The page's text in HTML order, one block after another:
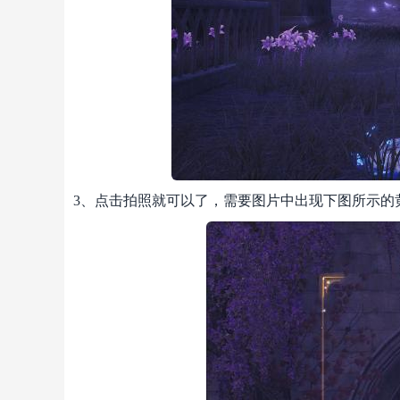
3、点击拍照就可以了，需要图片中出现下图所示的